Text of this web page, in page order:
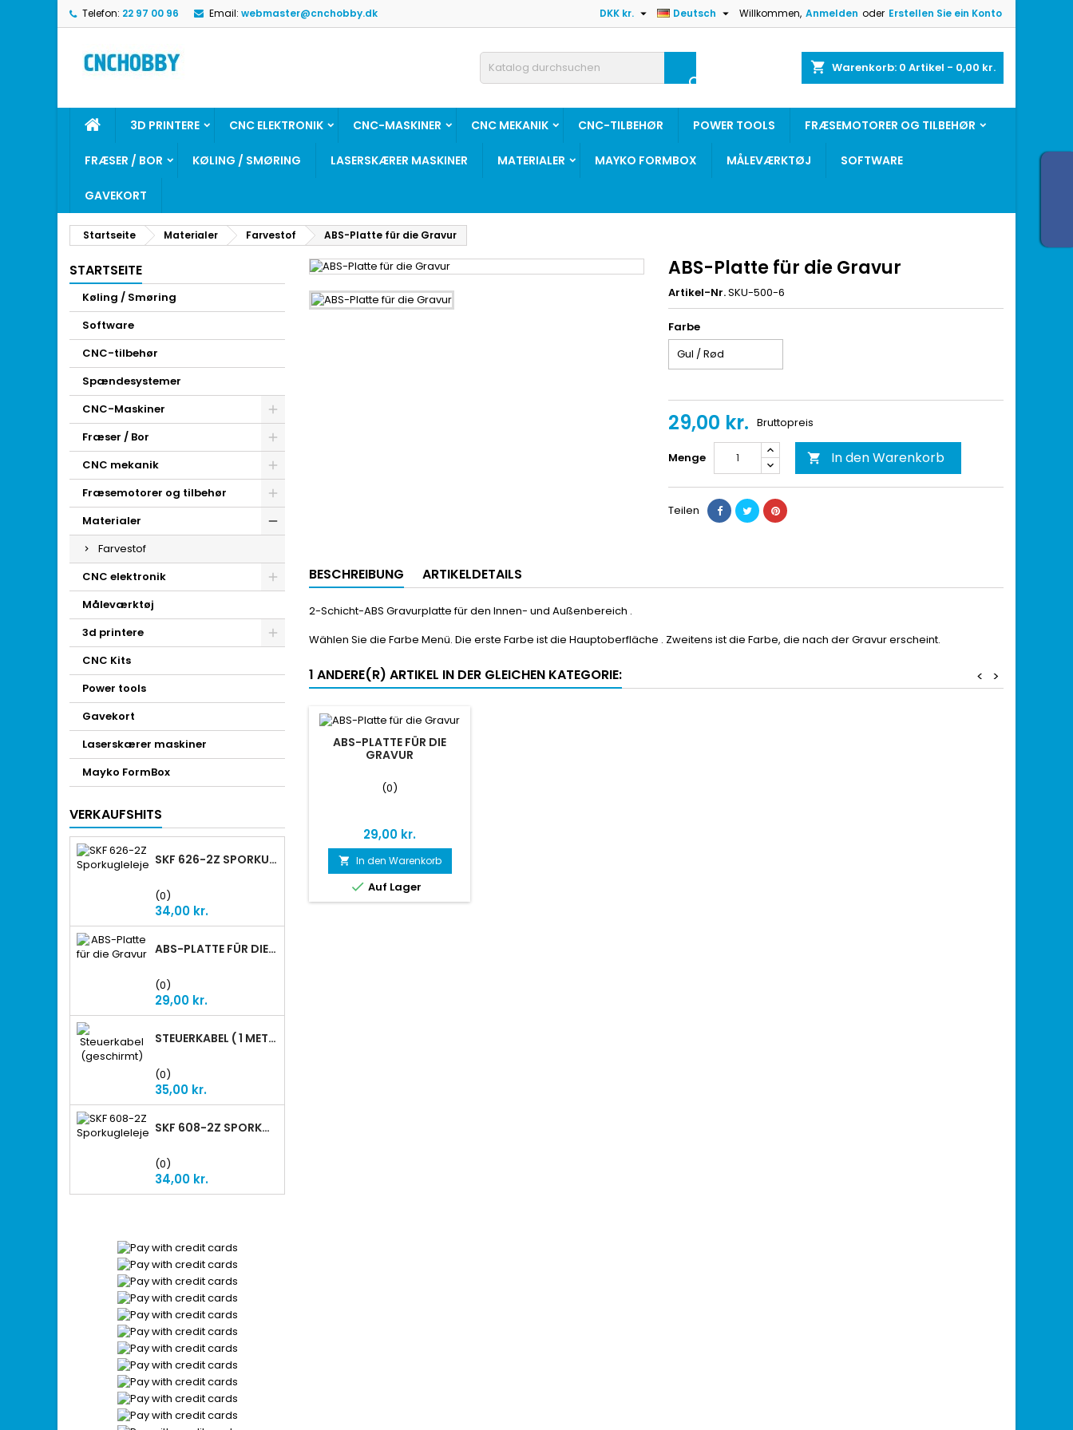
Telefon: 22 97 00 96 Email: webmaster@cnchobby.dk Willkommen, Anmelden oder Erstellen Sie ein Konto
Deutsch 
DKK kr. 
shopping_cart Warenkorb: 0 Artikel - 0,00 kr.

3D PRINTERE CNC ELEKTRONIK CNC-MASKINER CNC MEKANIK CNC-TILBEHØR POWER TOOLS FRÆSEMOTORER OG TILBEHØR
FRÆSER / BOR KØLING / SMØRING LASERSKÆRER MASKINER MATERIALER MAYKO FORMBOX MÅLEVÆRKTØJ SOFTWARE
GAVEKORT
Startseite Materialer Farvestof ABS-Platte für die Gravur
STARTSEITE
Køling / Smøring
Software
CNC-tilbehør
Spændesystemer
CNC-Maskiner
Fræser / Bor
CNC mekanik
Fræsemotorer og tilbehør
Materialer
Farvestof
CNC elektronik
Måleværktøj
3d printere
CNC Kits
Power tools
Gavekort
Laserskærer maskiner
Mayko FormBox
VERKAUFSHITS
SKF 626-2Z SPORKUGLELEJE
(0)
Preis
34,00 kr.
ABS-PLATTE FÜR DIE GRAVUR
(0)
Preis
29,00 kr.
STEUERKABEL ( 1 METER GESCHIRMT)
(0)
Preis
35,00 kr.
SKF 608-2Z SPORKUGLELEJE
(0)
Preis
34,00 kr.
ABS-Platte für die Gravur
Artikel-Nr.SKU-500-6
Farbe
29,00 kr. Bruttopreis
Menge  In den Warenkorb
Teilen
BESCHREIBUNG ARTIKELDETAILS
2-Schicht-ABS Gravurplattefür den Innen- und Außenbereich .
Wählen Sie die Farbe Menü. Die erste Farbe ist die Hauptoberfläche . Zweitens ist die Farbe, die nach derGravurerscheint.
1 ANDERE(R) ARTIKEL IN DER GLEICHEN KATEGORIE: >
<
ABS-PLATTE FÜR DIE
GRAVUR
(0)
Preis
29,00 kr.
 In den Warenkorb
 Auf Lager